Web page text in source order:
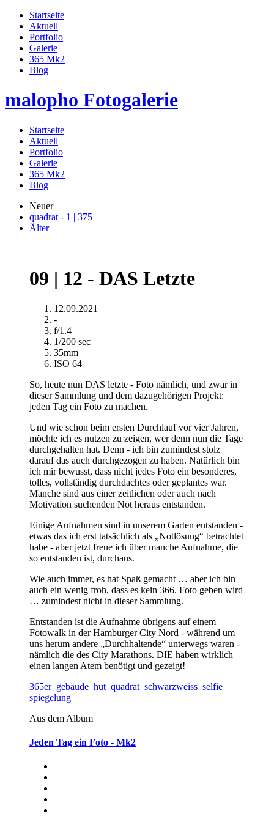
Startseite
Aktuell
Portfolio
Galerie
365 Mk2
Blog
malopho Fotogalerie
Startseite
Aktuell
Portfolio
Galerie
365 Mk2
Blog
Neuer
quadrat - 1 | 375
Älter
09 | 12 - DAS Letzte
12.09.2021
-
f/1.4
1/200 sec
35mm
ISO 64
So, heute nun DAS letzte - Foto nämlich, und zwar in
dieser Sammlung und dem dazugehörigen Projekt:
jeden Tag ein Foto zu machen.
Und wie schon beim ersten Durchlauf vor vier Jahren,
möchte ich es nutzen zu zeigen, wer denn nun die Tage
durchgehalten hat. Denn - ich bin zumindest stolz
darauf das auch durchgezogen zu haben. Natürlich bin
ich mir bewusst, dass nicht jedes Foto ein besonderes,
tolles, vollständig durchdachtes oder geplantes war.
Manche sind aus einer zeitlichen oder auch nach
Motivation suchenden Not heraus entstanden.
Einige Aufnahmen sind in unserem Garten entstanden -
etwas das ich erst tatsächlich als „Notlösung“ betrachtet
habe - aber jetzt freue ich über manche Aufnahme, die
so entstanden ist, durchaus.
Wie auch immer, es hat Spaß gemacht … aber ich bin
auch ein wenig froh, dass es kein 366. Foto geben wird
… zumindest nicht in dieser Sammlung.
Entstanden ist die Aufnahme übrigens auf einem
Fotowalk in der Hamburger City Nord - während um
uns herum andere „Durchhaltende“ unterwegs waren -
nämlich die des City Marathons. DIE haben wirklich
einen langen Atem benötigt und gezeigt!
365er gebäude hut quadrat schwarzweiss selfie
spiegelung
Aus dem Album
Jeden Tag ein Foto - Mk2